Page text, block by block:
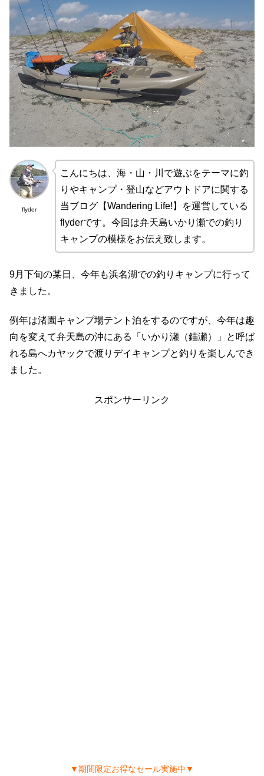
flyder
こんにちは、海・山・川で遊ぶをテーマに釣
りやキャンプ・登山などアウトドアに関する
当ブログ【Wandering Life!】を運営している
flyderです。今回は弁天島いかり瀬での釣り
キャンプの模様をお伝え致します。
9月下旬の某日、今年も浜名湖での釣りキャンプに行って
きました。
例年は渚園キャンプ場テント泊をするのですが、今年は趣
向を変えて弁天島の沖にある「いかり瀬（錨瀬）」と呼ば
れる島へカヤックで渡りデイキャンプと釣りを楽しんでき
ました。
スポンサーリンク
▼期間限定お得なセール実施中▼